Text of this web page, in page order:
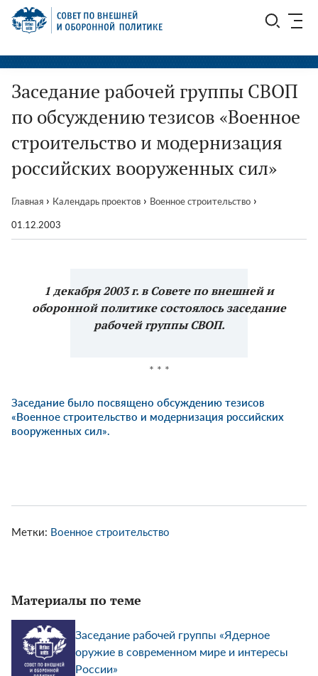
Перейти
СВОП
Заседание рабочей группы СВОП
по обсуждению тезисов «Военное
строительство и модернизация
российских вооруженных сил»
Главная › Календарь проектов › Военное строительство ›
01.12.2003
1 декабря 2003 г. в Совете по внешней и
оборонной политике состоялось заседание
рабочей группы СВОП.
* * *
Заседание было посвящено обсуждению тезисов
«Военное строительство и модернизация российских
вооруженных сил».
Метки: Военное строительство
Материалы по теме
Заседание рабочей группы «Ядерное
оружие в современном мире и интересы
России»